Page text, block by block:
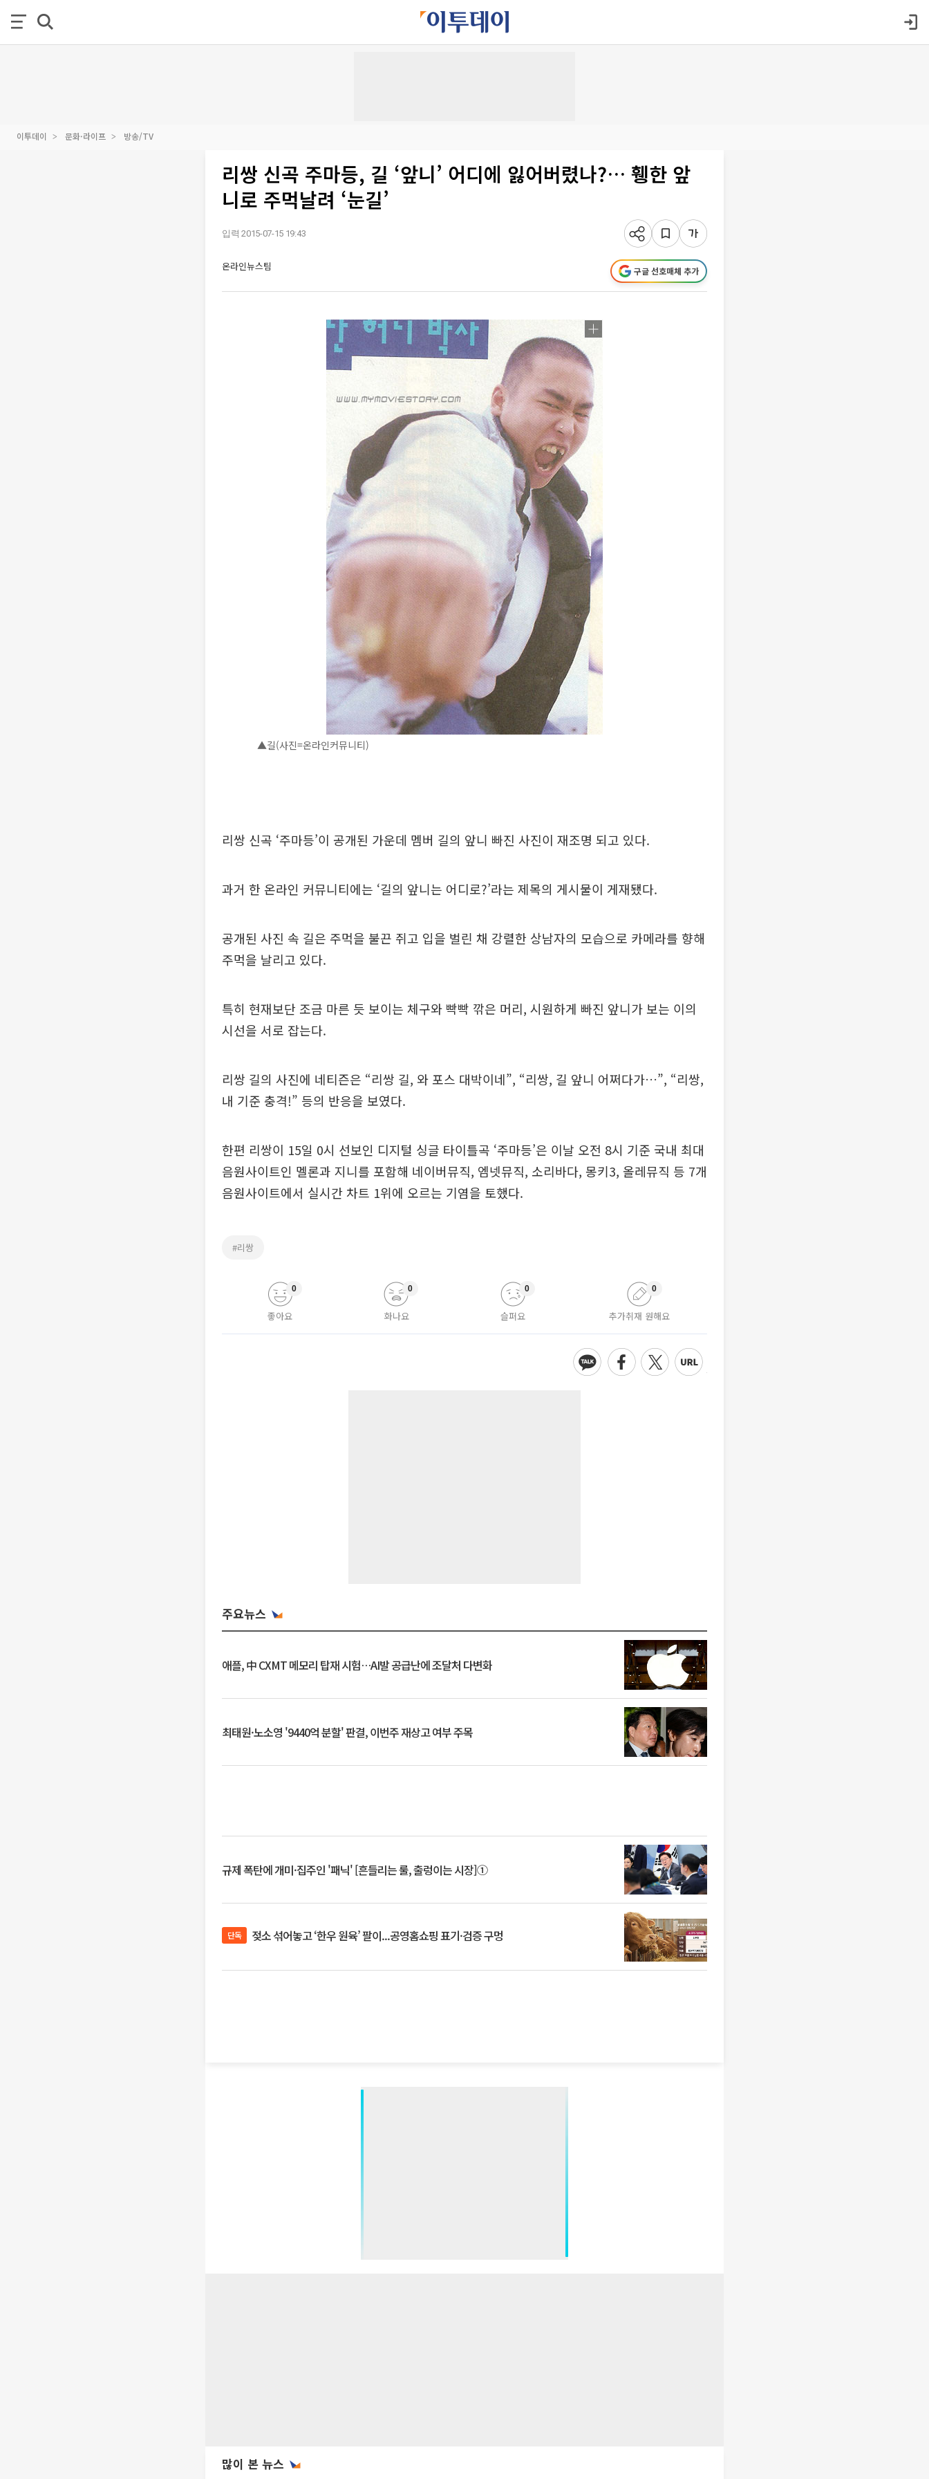
이투데이 문화·라이프 방송/TV
리쌍 신곡 주마등, 길 ‘앞니’ 어디에 잃어버렸나?… 휑한 앞
니로 주먹날려 ‘눈길’
입력 2015-07-15 19:43
온라인뉴스팀 구글 선호매체 추가
▲길(사진=온라인커뮤니티)
리쌍 신곡 ‘주마등’이 공개된 가운데 멤버 길의 앞니 빠진 사진이 재조명 되고 있다.
과거 한 온라인 커뮤니티에는 ‘길의 앞니는 어디로?’라는 제목의 게시물이 게재됐다.
공개된 사진 속 길은 주먹을 불끈 쥐고 입을 벌린 채 강렬한 상남자의 모습으로 카메라를 향해
주먹을 날리고 있다.
특히 현재보단 조금 마른 듯 보이는 체구와 빡빡 깎은 머리, 시원하게 빠진 앞니가 보는 이의
시선을 서로 잡는다.
리쌍 길의 사진에 네티즌은 “리쌍 길, 와 포스 대박이네”, “리쌍, 길 앞니 어쩌다가…”, “리쌍,
내 기준 충격!” 등의 반응을 보였다.
한편 리쌍이 15일 0시 선보인 디지털 싱글 타이틀곡 ‘주마등’은 이날 오전 8시 기준 국내 최대
음원사이트인 멜론과 지니를 포함해 네이버뮤직, 엠넷뮤직, 소리바다, 몽키3, 올레뮤직 등 7개
음원사이트에서 실시간 차트 1위에 오르는 기염을 토했다.
#리쌍
좋아요
0
화나요
0
슬퍼요
0
추가취재 원해요
0
주요뉴스
애플, 中 CXMT 메모리 탑재 시험…AI발 공급난에 조달처 다변화
최태원·노소영 '9440억 분할' 판결, 이번주 재상고 여부 주목
규제 폭탄에 개미·집주인 '패닉' [흔들리는 룰, 출렁이는 시장]①
단독 젖소 섞어놓고 ‘한우 원육’ 팔이...공영홈쇼핑 표기·검증 구멍
많이 본 뉴스